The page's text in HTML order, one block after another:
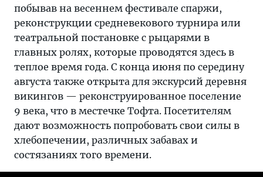
побывав на весеннем фестивале спаржи,
реконструкции средневекового турнира или
театральной постановке с рыцарями в
главных ролях, которые проводятся здесь в
теплое время года. С конца июня по середину
августа также открыта для экскурсий деревня
викингов — реконструированное поселение
9 века, что в местечке Тофта. Посетителям
дают возможность попробовать свои силы в
хлебопечении, различных забавах и
состязаниях того времени.